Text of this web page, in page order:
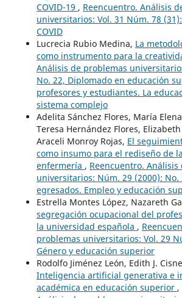
COVID-19 , Reencuentro. Análisis
universitarios: Vol. 31 Núm. 78
COVID
Lucrecia Rubio Medina, La
como instrumento para la
Análisis de problemas
No. 22, Diplomado en educación
profesores y estudiantes. La
sistema complejo
Adelita Sánchez Flores, María
Teresa Hernández Flores,
Araceli Monroy Rojas, El
como insumo para el rediseño de
enfermería , Reencuentro.
universitarios: Núm. 29 (2000):
egresados. Empleo y educación
Estrella Montes López, Nazareth
segregación ocupacional del
la universidad española ,
problemas universitarios: Vol. 29
Género y educación superior
Rodolfo Jiménez León, Edith J.
Inteligencia artificial generativa e
académica en educación superior ,